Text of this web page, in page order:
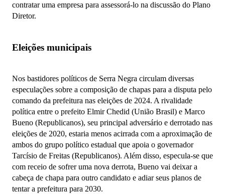
contratar uma empresa para assessorá-lo na discussão do Plano
Diretor.
Eleições municipais
Nos bastidores políticos de Serra Negra circulam diversas
especulações sobre a composição de chapas para a disputa pelo
comando da prefeitura nas eleições de 2024. A rivalidade
política entre o prefeito Elmir Chedid (União Brasil) e Marco
Bueno (Republicanos), seu principal adversário e derrotado nas
eleições de 2020, estaria menos acirrada com a aproximação de
ambos do grupo político estadual que apoia o governador
Tarcísio de Freitas (Republicanos). Além disso, especula-se que
com receio de sofrer uma nova derrota, Bueno vai deixar a
cabeça de chapa para outro candidato e adiar seus planos de
tentar a prefeitura para 2030.